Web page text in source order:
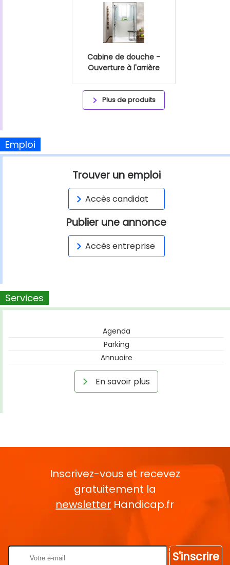
Cabine de douche -
Ouverture à l'arrière
Plus de produits
Emploi
Trouver un emploi
Accès candidat
Publier une annonce
Accès entreprise
Services
Agenda
Parking
Annuaire
En savoir plus
Inscrivez-vous et recevez
gratuitement la
newsletter Handicap.fr
S'inscrire